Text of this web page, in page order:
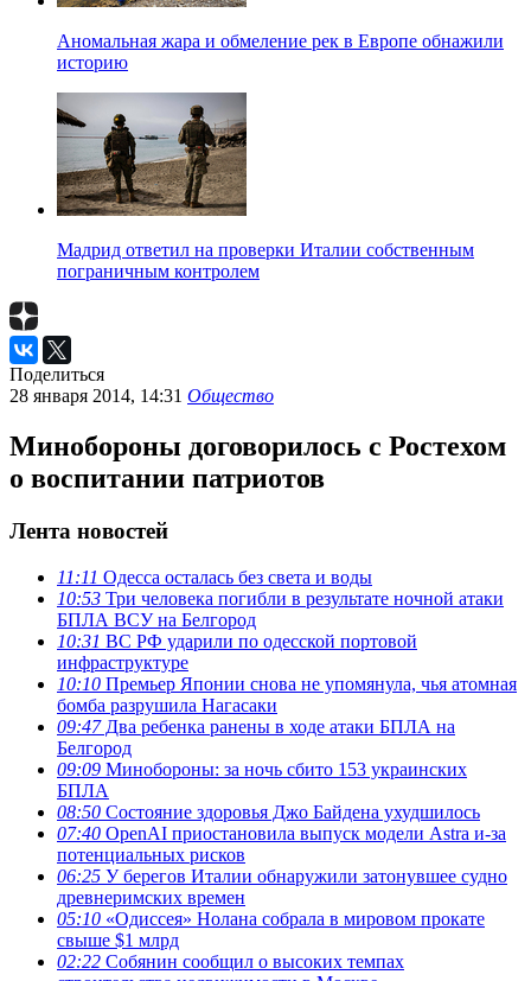
Аномальная жара и обмеление рек в Европе обнажили
историю
Мадрид ответил на проверки Италии собственным
пограничным контролем
Поделиться
28 января 2014, 14:31 Общество
Минобороны договорилось с Ростехом
о воспитании патриотов
Лента новостей
11:11 Одесса осталась без света и воды
10:53 Три человека погибли в результате ночной атаки
БПЛА ВСУ на Белгород
10:31 ВС РФ ударили по одесской портовой
инфраструктуре
10:10 Премьер Японии снова не упомянула, чья атомная
бомба разрушила Нагасаки
09:47Два ребенка ранены в ходе атаки БПЛА на
Белгород
09:09 Минобороны: за ночь сбито 153 украинских
БПЛА
08:50 Состояние здоровья Джо Байдена ухудшилось
07:40 OpenAI приостановила выпуск модели Astra и-за
потенциальных рисков
06:25 У берегов Италии обнаружили затонувшее судно
древнеримских времен
05:10 «Одиссея» Нолана собрала в мировом прокате
свыше $1 млрд
02:22 Собянин сообщил о высоких темпах